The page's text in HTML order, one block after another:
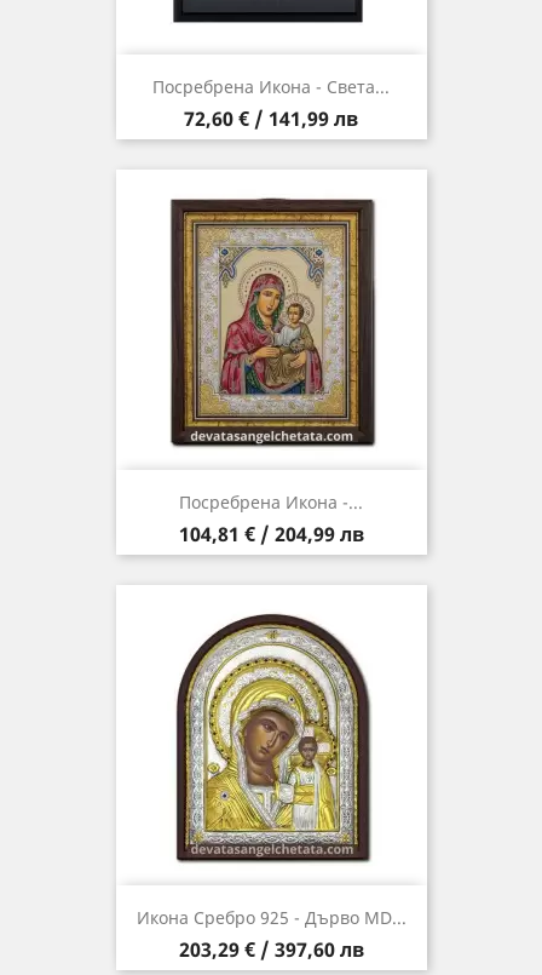
Посребрена Икона - Света...
Цена
72,60 € / 141,99 лв
Посребрена Икона -...
Цена
104,81 € / 204,99 лв
Икона Сребро 925 - Дърво MD...
Цена
203,29 € / 397,60 лв